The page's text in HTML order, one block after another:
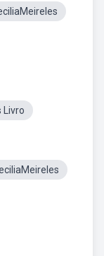
Livro